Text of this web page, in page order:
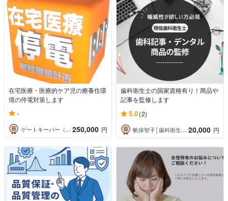
在宅医療・医療的ケア児の療養住環
境の停電対策します
-
ゲートキーパー（境界領域と課題解決） 250,000 円
歯科衛生士の国家資格有り！商品や
記事を監修します
5.0(2)
帆保智子│歯科衛生士｜医療・健康ライター 20,000 円